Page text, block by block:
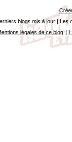
blogs mis à jour| Les
légales de ce blog|